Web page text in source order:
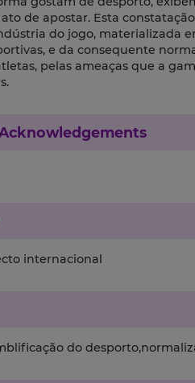
de apostar. Esta
do jogo, materializada
e da consequente
pelas ameaças que a
internacional
do